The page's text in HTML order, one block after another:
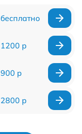
бесплатно
1200 р
900 р
2800 р